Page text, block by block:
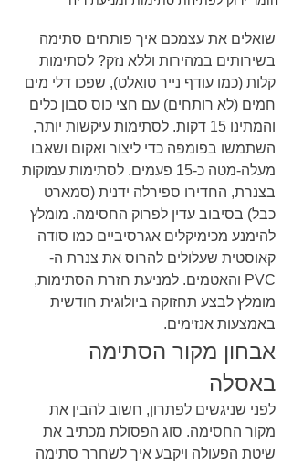
שואלים את עצמכם איך פותחים סתימה
בשירותים במהירות וללא נזק? לסתימות
קלות (כמו עודף נייר טואלט), שפכו דלי מים
חמים (לא רותחים) עם חצי כוס סבון כלים
והמתינו 15 דקות. לסתימות עיקשות יותר,
השתמשו בפומפה כדי ליצור ואקום ושאבו
מעלה-מטה כ-15 פעמים. לסתימות עמוקות
בצנרת, החדירו ספירלה ידנית (סמארט
כבל) בסיבוב עדין לפרוק החסימה. מומלץ
להימנע מכימיקלים אגרסיביים כמו סודה
קאוסטית שעלולים להרוס את צנרת ה-
PVC והאטמים. למניעת חזרת הסתימות,
מומלץ לבצע תחזוקה ביולוגית חודשית
באמצעות אנזימים.
אבחון מקור הסתימה
באסלה
לפני שניגשים לפתרון, חשוב להבין את
מקור החסימה. סוג הפסולת מכתיב את
שיטת הפעולה ויקבע איך לשחרר סתימה